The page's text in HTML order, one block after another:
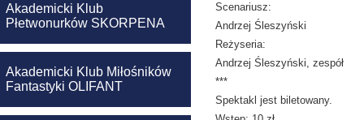
Akademicki Klub
Płetwonurków SKORPENA
Akademicki Klub Miłośników
Fantastyki OLIFANT
Scenariusz:
Andrzej Śleszyński
Reżyseria:
Andrzej Śleszyński, zespół
***
Spektakl jest biletowany.